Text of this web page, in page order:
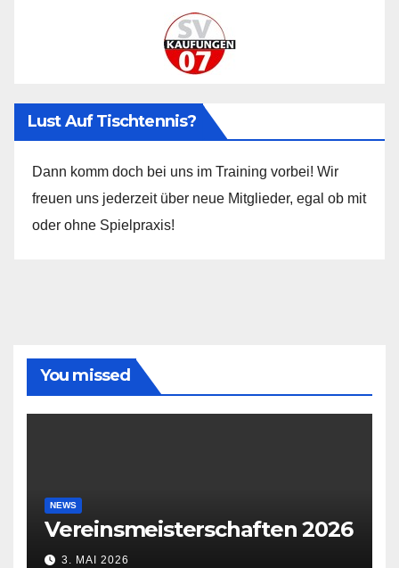
Lust Auf Tischtennis?
Dann komm doch bei uns im Training vorbei! Wir
freuen uns jederzeit über neue Mitglieder, egal ob mit
oder ohne Spielpraxis!
You missed
NEWS
Vereinsmeisterschaften 2026
3. MAI 2026